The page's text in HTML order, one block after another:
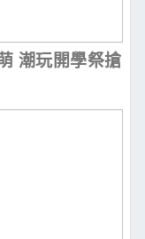
潮玩開學祭搶